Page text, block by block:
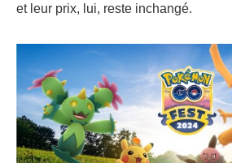
et leur prix, lui, reste inchangé.